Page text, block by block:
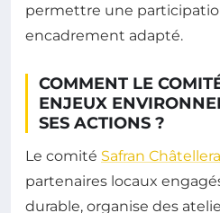
permettre une
encadrement adapté.
COMMENT LE
ENJEUX
SES ACTIONS ?
Le comité Safran
partenaires locaux
durable, organise des